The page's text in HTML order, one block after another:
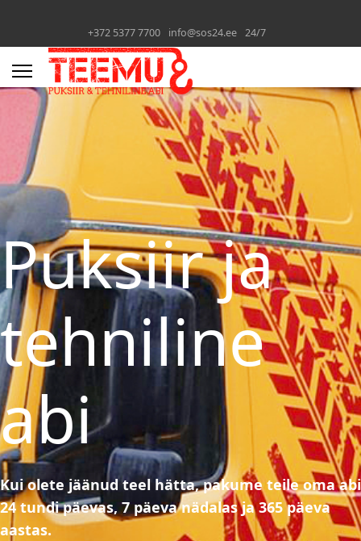
+372 5377 7700 info@sos24.ee 24/7
Puksiir ja
tehniline
abi
Kui olete jäänud teel hätta, pakume teile oma abi
24 tundi päevas, 7 päeva nädalas ja 365 päeva
aastas.